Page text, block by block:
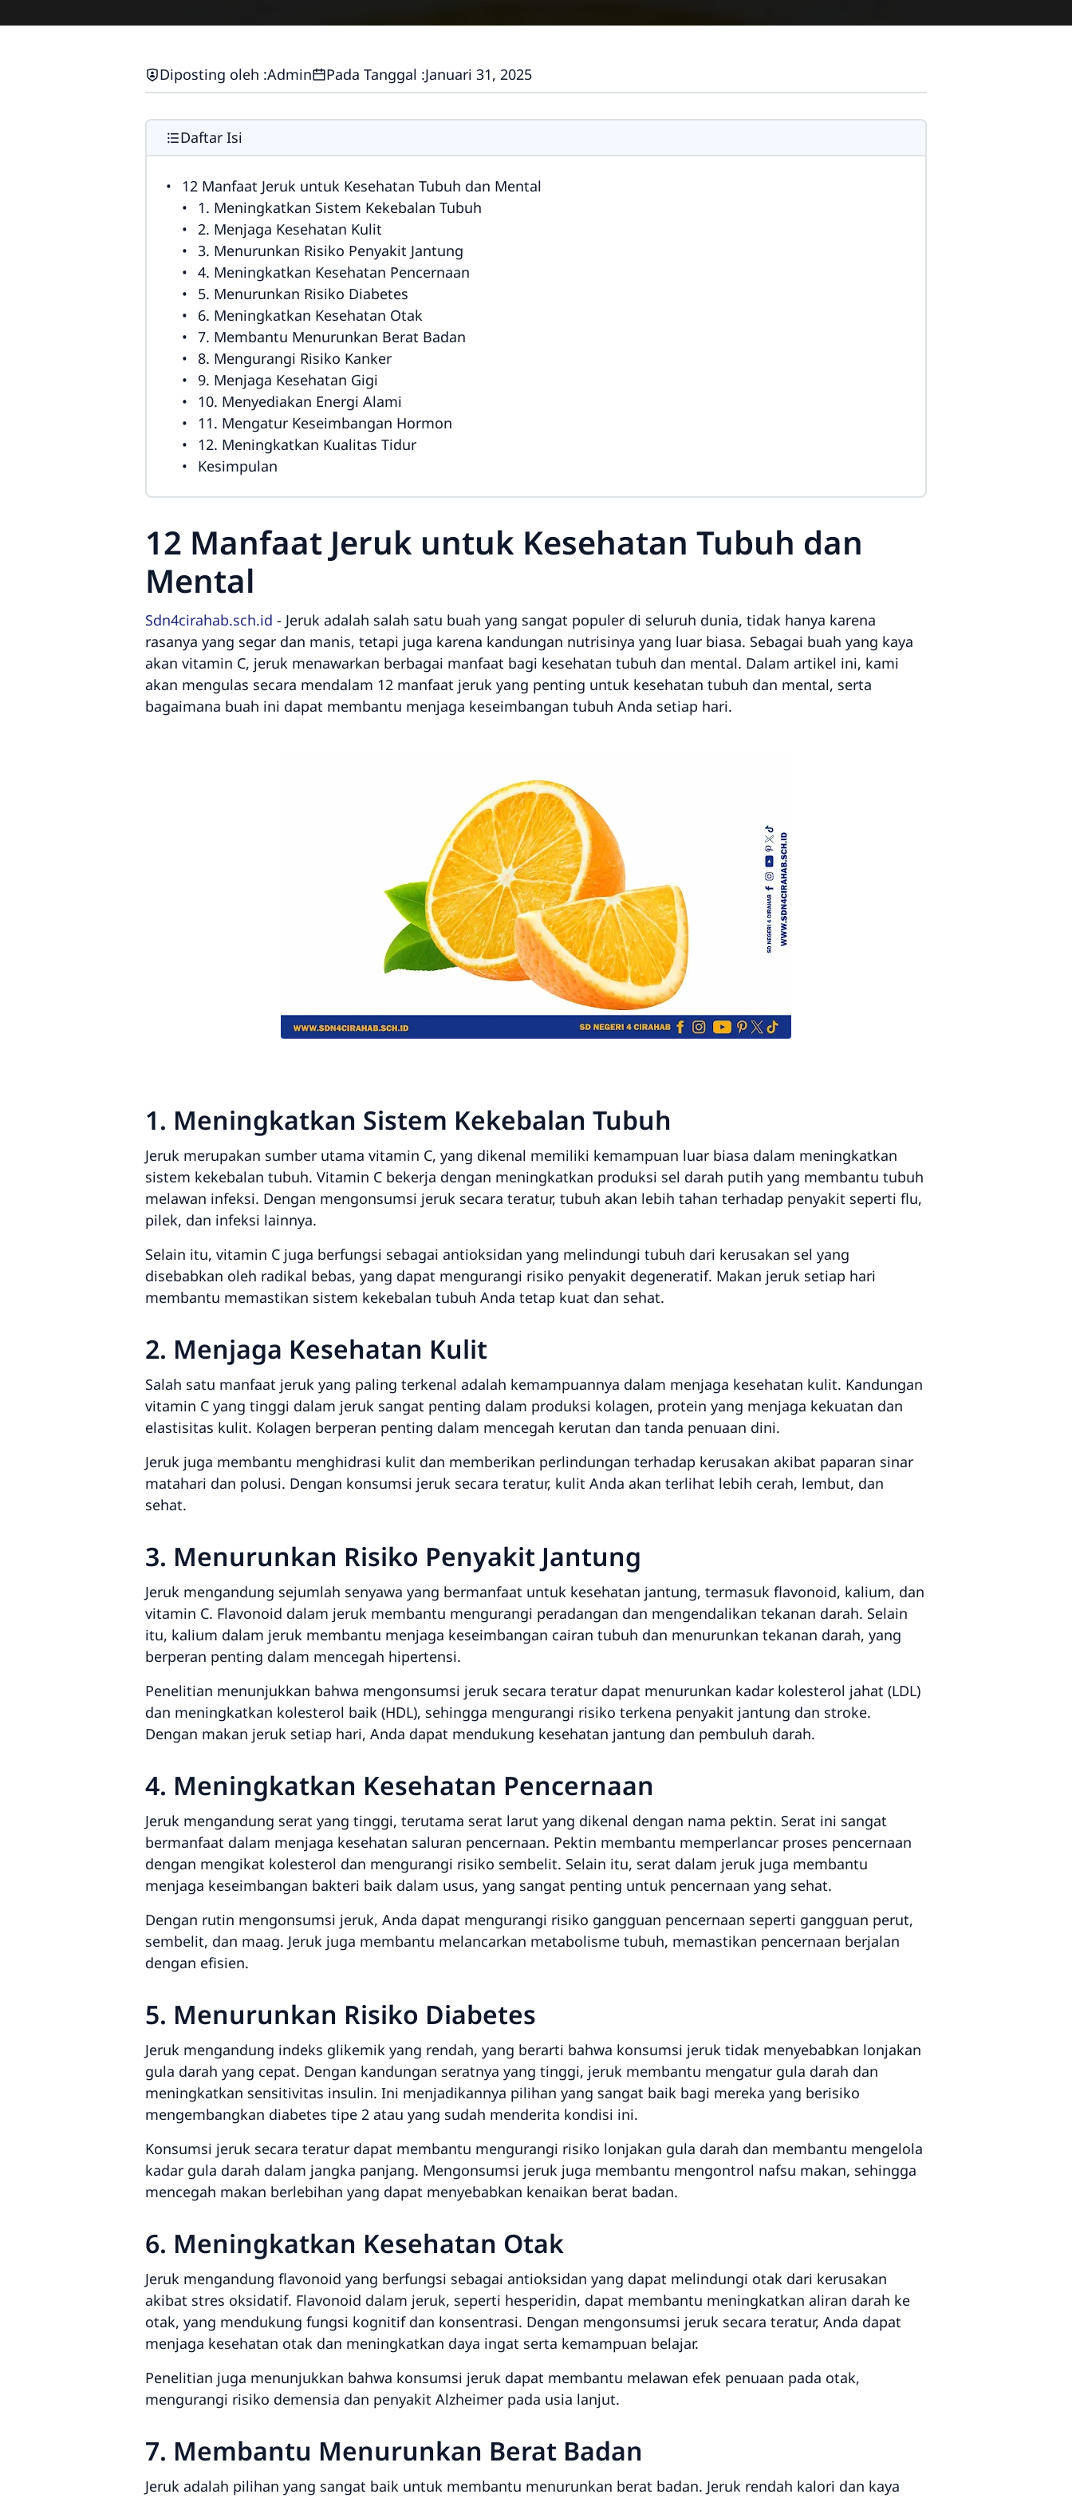
Diposting oleh :Admin Pada Tanggal :Januari 31, 2025
Daftar Isi
12 Manfaat Jeruk untuk Kesehatan Tubuh dan Mental
1. Meningkatkan Sistem Kekebalan Tubuh
2. Menjaga Kesehatan Kulit
3. Menurunkan Risiko Penyakit Jantung
4. Meningkatkan Kesehatan Pencernaan
5. Menurunkan Risiko Diabetes
6. Meningkatkan Kesehatan Otak
7. Membantu Menurunkan Berat Badan
8. Mengurangi Risiko Kanker
9. Menjaga Kesehatan Gigi
10. Menyediakan Energi Alami
11. Mengatur Keseimbangan Hormon
12. Meningkatkan Kualitas Tidur
Kesimpulan
12 Manfaat Jeruk untuk Kesehatan Tubuh dan
Mental
Sdn4cirahab.sch.id - Jeruk adalah salah satu buah yang sangat populer di seluruh dunia, tidak hanya karena
rasanya yang segar dan manis, tetapi juga karena kandungan nutrisinya yang luar biasa. Sebagai buah yang kaya
akan vitamin C, jeruk menawarkan berbagai manfaat bagi kesehatan tubuh dan mental. Dalam artikel ini, kami
akan mengulas secara mendalam 12 manfaat jeruk yang penting untuk kesehatan tubuh dan mental, serta
bagaimana buah ini dapat membantu menjaga keseimbangan tubuh Anda setiap hari.
1. Meningkatkan Sistem Kekebalan Tubuh
Jeruk merupakan sumber utama vitamin C, yang dikenal memiliki kemampuan luar biasa dalam meningkatkan
sistem kekebalan tubuh. Vitamin C bekerja dengan meningkatkan produksi sel darah putih yang membantu tubuh
melawan infeksi. Dengan mengonsumsi jeruk secara teratur, tubuh akan lebih tahan terhadap penyakit seperti flu,
pilek, dan infeksi lainnya.
Selain itu, vitamin C juga berfungsi sebagai antioksidan yang melindungi tubuh dari kerusakan sel yang
disebabkan oleh radikal bebas, yang dapat mengurangi risiko penyakit degeneratif. Makan jeruk setiap hari
membantu memastikan sistem kekebalan tubuh Anda tetap kuat dan sehat.
2. Menjaga Kesehatan Kulit
Salah satu manfaat jeruk yang paling terkenal adalah kemampuannya dalam menjaga kesehatan kulit. Kandungan
vitamin C yang tinggi dalam jeruk sangat penting dalam produksi kolagen, protein yang menjaga kekuatan dan
elastisitas kulit. Kolagen berperan penting dalam mencegah kerutan dan tanda penuaan dini.
Jeruk juga membantu menghidrasi kulit dan memberikan perlindungan terhadap kerusakan akibat paparan sinar
matahari dan polusi. Dengan konsumsi jeruk secara teratur, kulit Anda akan terlihat lebih cerah, lembut, dan
sehat.
3. Menurunkan Risiko Penyakit Jantung
Jeruk mengandung sejumlah senyawa yang bermanfaat untuk kesehatan jantung, termasuk flavonoid, kalium, dan
vitamin C. Flavonoid dalam jeruk membantu mengurangi peradangan dan mengendalikan tekanan darah. Selain
itu, kalium dalam jeruk membantu menjaga keseimbangan cairan tubuh dan menurunkan tekanan darah, yang
berperan penting dalam mencegah hipertensi.
Penelitian menunjukkan bahwa mengonsumsi jeruk secara teratur dapat menurunkan kadar kolesterol jahat (LDL)
dan meningkatkan kolesterol baik (HDL), sehingga mengurangi risiko terkena penyakit jantung dan stroke.
Dengan makan jeruk setiap hari, Anda dapat mendukung kesehatan jantung dan pembuluh darah.
4. Meningkatkan Kesehatan Pencernaan
Jeruk mengandung serat yang tinggi, terutama serat larut yang dikenal dengan nama pektin. Serat ini sangat
bermanfaat dalam menjaga kesehatan saluran pencernaan. Pektin membantu memperlancar proses pencernaan
dengan mengikat kolesterol dan mengurangi risiko sembelit. Selain itu, serat dalam jeruk juga membantu
menjaga keseimbangan bakteri baik dalam usus, yang sangat penting untuk pencernaan yang sehat.
Dengan rutin mengonsumsi jeruk, Anda dapat mengurangi risiko gangguan pencernaan seperti gangguan perut,
sembelit, dan maag. Jeruk juga membantu melancarkan metabolisme tubuh, memastikan pencernaan berjalan
dengan efisien.
5. Menurunkan Risiko Diabetes
Jeruk mengandung indeks glikemik yang rendah, yang berarti bahwa konsumsi jeruk tidak menyebabkan lonjakan
gula darah yang cepat. Dengan kandungan seratnya yang tinggi, jeruk membantu mengatur gula darah dan
meningkatkan sensitivitas insulin. Ini menjadikannya pilihan yang sangat baik bagi mereka yang berisiko
mengembangkan diabetes tipe 2 atau yang sudah menderita kondisi ini.
Konsumsi jeruk secara teratur dapat membantu mengurangi risiko lonjakan gula darah dan membantu mengelola
kadar gula darah dalam jangka panjang. Mengonsumsi jeruk juga membantu mengontrol nafsu makan, sehingga
mencegah makan berlebihan yang dapat menyebabkan kenaikan berat badan.
6. Meningkatkan Kesehatan Otak
Jeruk mengandung flavonoid yang berfungsi sebagai antioksidan yang dapat melindungi otak dari kerusakan
akibat stres oksidatif. Flavonoid dalam jeruk, seperti hesperidin, dapat membantu meningkatkan aliran darah ke
otak, yang mendukung fungsi kognitif dan konsentrasi. Dengan mengonsumsi jeruk secara teratur, Anda dapat
menjaga kesehatan otak dan meningkatkan daya ingat serta kemampuan belajar.
Penelitian juga menunjukkan bahwa konsumsi jeruk dapat membantu melawan efek penuaan pada otak,
mengurangi risiko demensia dan penyakit Alzheimer pada usia lanjut.
7. Membantu Menurunkan Berat Badan
Jeruk adalah pilihan yang sangat baik untuk membantu menurunkan berat badan. Jeruk rendah kalori dan kaya